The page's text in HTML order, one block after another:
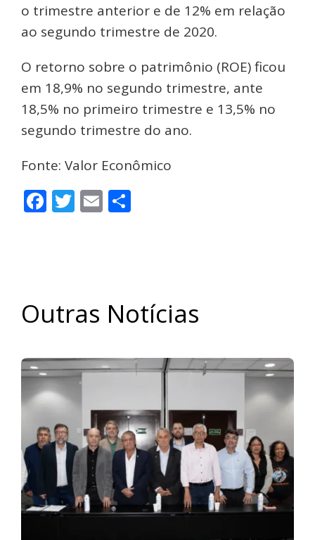
o trimestre anterior e de 12% em relação
ao segundo trimestre de 2020.
O retorno sobre o patrimônio (ROE) ficou
em 18,9% no segundo trimestre, ante
18,5% no primeiro trimestre e 13,5% no
segundo trimestre do ano.
Fonte: Valor Econômico
Facebook
Twitter
Email
Outras Notícias